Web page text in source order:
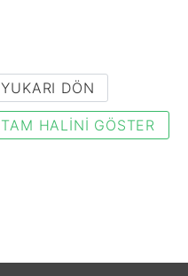
YUKARI DÖN
TAM HALINI GÖSTER